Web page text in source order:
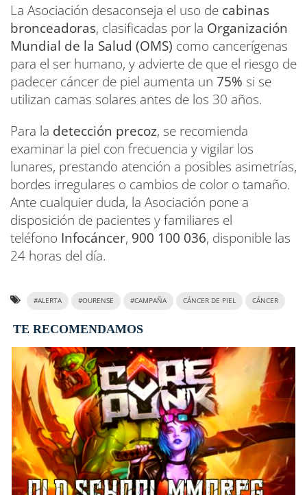
La Asociación desaconseja el uso de cabinas
bronceadoras, clasificadas por la Organización
Mundial de la Salud (OMS) como cancerígenas
para el ser humano, y advierte de que el riesgo de
padecer cáncer de piel aumenta un 75% si se
utilizan camas solares antes de los 30 años.
Para la detección precoz, se recomienda
examinar la piel con frecuencia y vigilar los
lunares, prestando atención a posibles asimetrías,
bordes irregulares o cambios de color o tamaño.
Ante cualquier duda, la Asociación pone a
disposición de pacientes y familiares el
teléfono Infocáncer, 900 100 036, disponible las
24 horas del día.
#ALERTA #OURENSE #CAMPAÑA CÁNCER DE PIEL CÁNCER
TE RECOMENDAMOS